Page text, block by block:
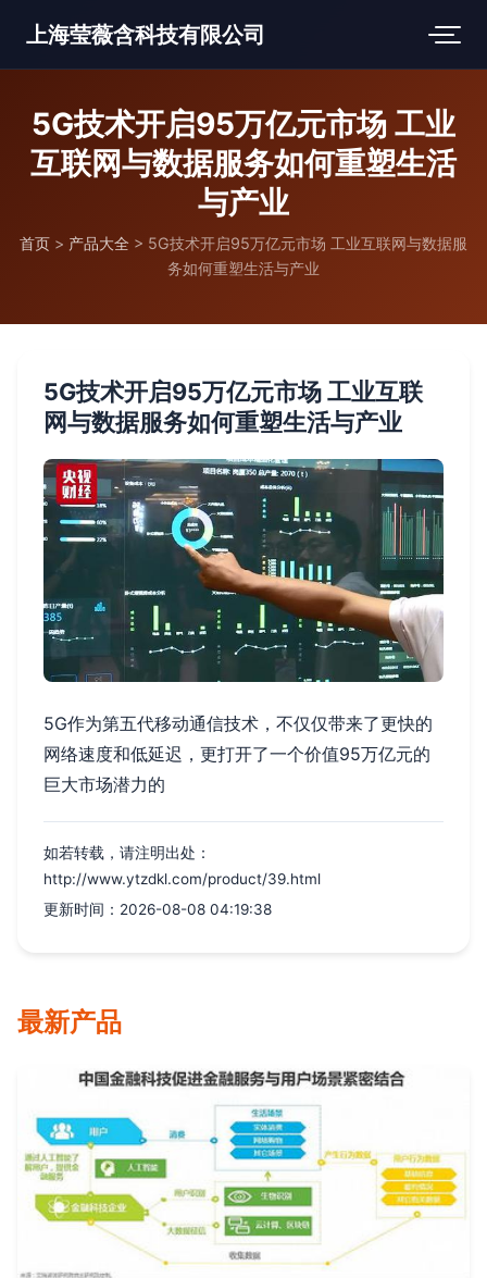
上海莹薇含科技有限公司
5G技术开启95万亿元市场 工业
互联网与数据服务如何重塑生活
与产业
首页 > 产品大全 > 5G技术开启95万亿元市场 工业互联网与数据服
务如何重塑生活与产业
5G技术开启95万亿元市场 工业互联
网与数据服务如何重塑生活与产业
5G作为第五代移动通信技术，不仅仅带来了更快的
网络速度和低延迟，更打开了一个价值95万亿元的
巨大市场潜力的
如若转载，请注明出处：
http://www.ytzdkl.com/product/39.html
更新时间：2026-08-08 04:19:38
最新产品